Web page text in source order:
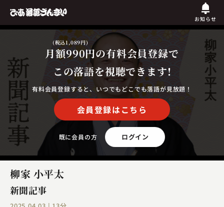
お知らせ
月額990円
(税込1,089円)
の有料会員登録で
この落語を視聴できます!
有料会員登録すると、いつでもどこでも落語が見放題！
会員登録はこちら
既に会員の方 ログイン
柳家 小平太
新聞記事